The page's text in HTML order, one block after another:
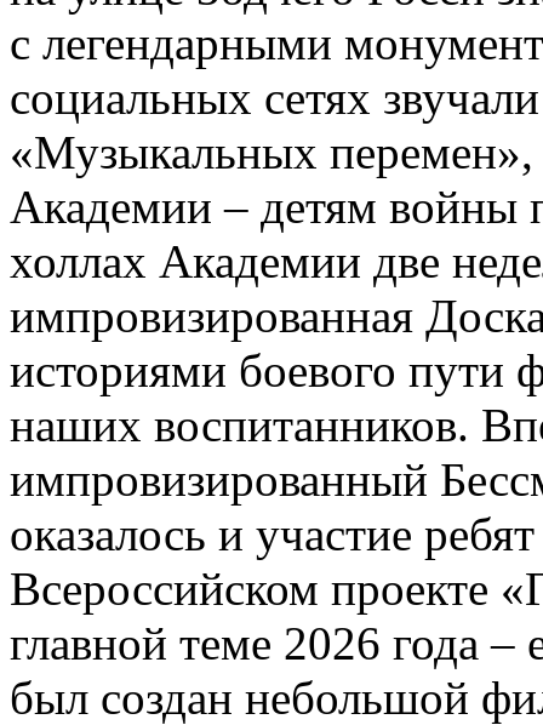
c легендарными
социальных сетях
«Музыкальных
Академии – детям войны
холлах Академии две
импровизированная
историями боевого пути
наших воспитанников.
импровизированный
оказалось и участие
Всероссийском проекте
главной теме 2026 года
был создан небольшой